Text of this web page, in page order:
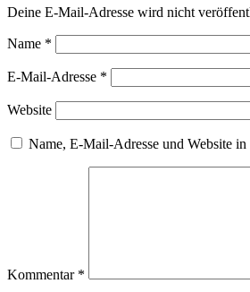
Deine E-Mail-Adresse wird nicht
Name *
E-Mail-Adresse *
Website
Name, E-Mail-Adresse und Website
Kommentar *